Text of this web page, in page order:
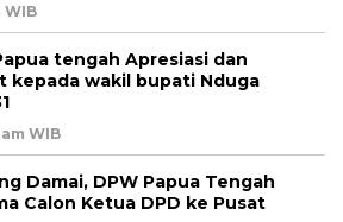
WIB
tengah Apresiasi dan
kepada wakil bupati Nduga
WIB
Damai, DPW Papua Tengah
Calon Ketua DPD ke Pusat